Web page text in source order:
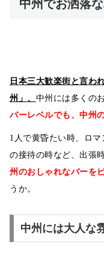
中州でお洒落
日本三大歓楽街と言わ
州」、 中州には多くの
バーレベルでも、中州
1人で黄昏たい時、ロ
の接待の時など、出張
州のおしゃれなバーを
うか。
中州には大人な